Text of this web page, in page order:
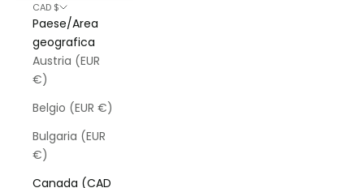
CAD $
Paese/Area
geografica
Austria (EUR
€)
Belgio (EUR €)
Bulgaria (EUR
€)
Canada (CAD